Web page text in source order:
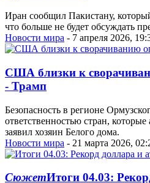
Иран сообщил Пакистану,
что больше не будет обсуждать
Новости мира - 7 апреля 2026,
США близки к
- Трамп
Безопасность в регионе
ответственностью стран,
заявил хозяин Белого дома.
Новости мира - 21 марта 2026,
СюжетИтоги 04.03: